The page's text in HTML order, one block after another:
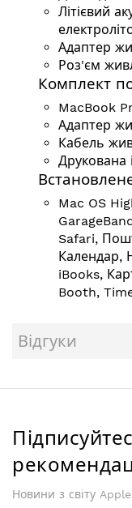
Літієвий
Адаптер
Роз'єм
Комплект
MacBook
Адаптер
Кабель
Друкована
Mac OS
Safari,
Календар,
iBooks,
Booth,
Відгуки
Новини з світу